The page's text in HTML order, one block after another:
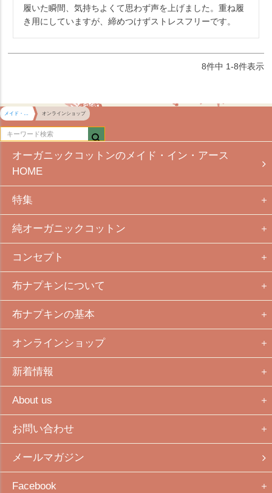
履いた瞬間、気持ちよくて思わず声を上げました。重ね履
き用にしていますが、締めつけずストレスフリーです。
8件中 1-8件表示
メイド・イン・アース HOME オンラインショップ
オーガニックコットンのメイド・イン・アース
HOME
特集
純オーガニックコットン
コンセプト
布ナプキンについて
布ナプキンの基本
オンラインショップ
新着情報
About us
お問い合わせ
メールマガジン
Facebook